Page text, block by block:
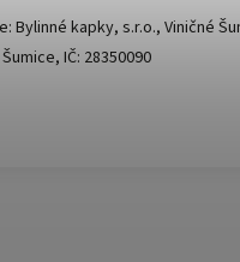
Bylinné kapky, s.r.o., Viničné
IČ: 28350090